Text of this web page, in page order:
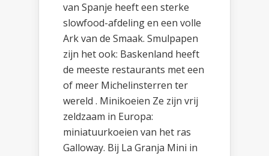
van Spanje heeft een sterke
slowfood-afdeling en een volle
Ark van de Smaak. Smulpapen
zijn het ook: Baskenland heeft
de meeste restaurants met een
of meer Michelinsterren ter
wereld . Minikoeien Ze zijn vrij
zeldzaam in Europa:
miniatuurkoeien van het ras
Galloway. Bij La Granja Mini in